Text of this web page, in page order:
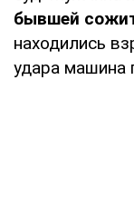
бывшей
находились
удара машина